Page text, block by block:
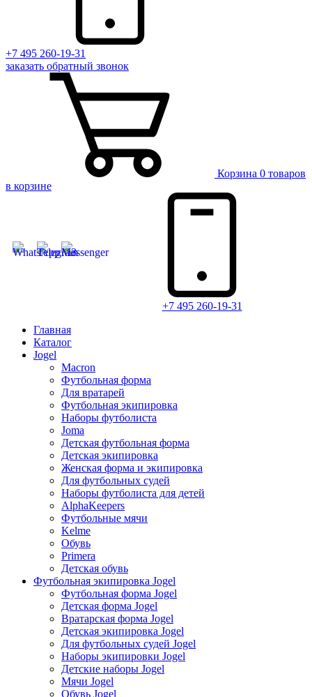
+7 495 260-19-31
заказать обратный звонок
Корзина 0 товаров
в корзине
+7 495 260-19-31
Главная
Каталог
Jogel
Macron
Футбольная форма
Для вратарей
Футбольная экипировка
Наборы футболиста
Joma
Детская футбольная форма
Детская экипировка
Женская форма и экипировка
Для футбольных судей
Наборы футболиста для детей
AlphaKeepers
Футбольные мячи
Kelme
Обувь
Primera
Детская обувь
Футбольная экипировка Jogel
Футбольная форма Jogel
Детская форма Jogel
Вратарская форма Jogel
Детская экипировка Jogel
Для футбольных судей Jogel
Наборы экипировки Jogel
Детские наборы Jogel
Мячи Jogel
Обувь Jogel